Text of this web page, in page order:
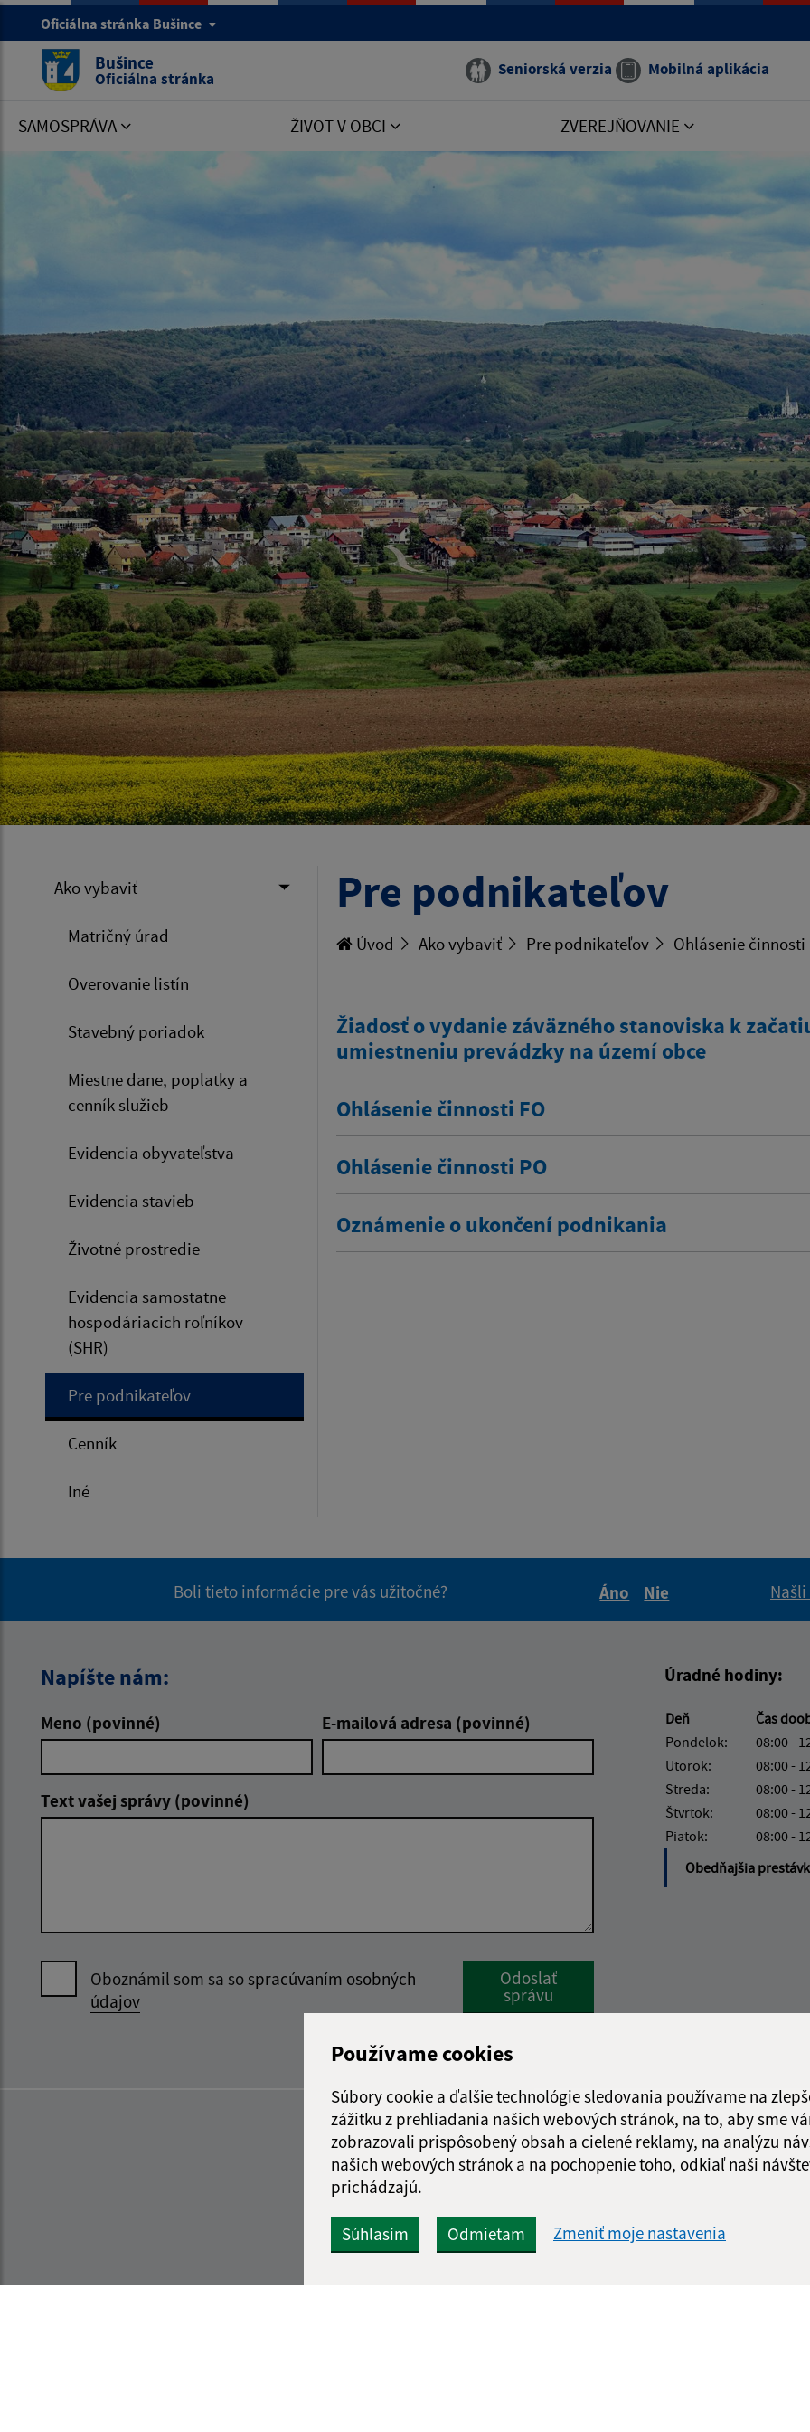
Používame cookies
Súbory cookie a ďalšie technológie sledovania používame na
zážitku z prehliadania našich webových stránok, na to, aby sme
zobrazovali prispôsobený obsah a cielené reklamy, na analýzu
našich webových stránok a na pochopenie toho, odkiaľ naši
prichádzajú.
Súhlasím Odmietam Zmeniť moje nastavenia
Oficiálna stránka Bušince
Bušince
Oficiálna stránka Seniorská verzia Mobilná aplikácia
SAMOSPRÁVA ŽIVOT V OBCI ZVEREJŇOVANIE
Ako vybaviť
Matričný úrad
Overovanie listín
Stavebný poriadok
Miestne dane, poplatky a
cenník služieb
Evidencia obyvateľstva
Evidencia stavieb
Životné prostredie
Evidencia samostatne
hospodáriacich roľníkov
(SHR)
Pre podnikateľov
Cenník
Iné
Pre podnikateľov
Úvod Ako vybaviť Pre podnikateľov Ohlásenie činnosti
Žiadosť o vydanie záväzného stanoviska k
umiestneniu prevádzky na území obce
Ohlásenie činnosti FO
Ohlásenie činnosti PO
Oznámenie o ukončení podnikania
Boli tieto informácie pre vás užitočné?
Áno
Nie
Napíšte nám:
Meno (povinné) E-mailová adresa (povinné)
Text vašej správy (povinné)
Oboznámil som sa sospracúvaním osobných
údajov
Google reCaptcha Response
Odoslať
správu
Úradné hodiny:
Deň Čas
Pondelok:
08:00 -
Utorok:
08:00 -
Streda:
08:00 -
Štvrtok:
08:00 -
Piatok:
08:00 -
Obedňajšia